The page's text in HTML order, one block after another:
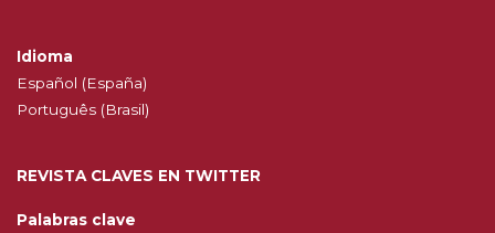
Idioma
Español (España)
Português (Brasil)
REVISTA CLAVES EN TWITTER
Palabras clave